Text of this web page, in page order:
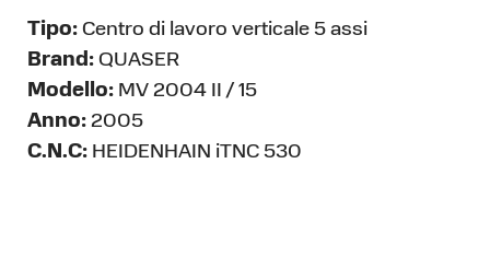
Tipo: Centro di lavoro verticale 5 assi
Brand: QUASER
Modello: MV 2004 II / 15
Anno: 2005
C.N.C: HEIDENHAIN iTNC 530